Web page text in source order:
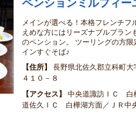
ペンションミルフィー
メインが選べる！本格フレンチフ
えめな方にはリーズナブルプラン
のペンション。 ツーリングの方
インすぐそば♪
住所
長野県北佐久郡立科町
４１０－８
アクセス
中央道諏訪ＩＣ 白
道佐久ＩＣ 白樺湖方面／ＪＲ中